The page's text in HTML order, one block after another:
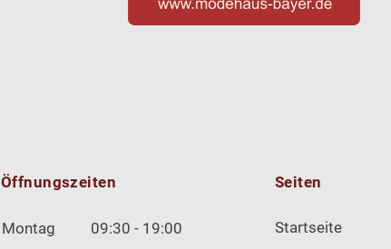
Öffnungszeiten
Montag
09:30 - 19:00
Seiten
Startseite